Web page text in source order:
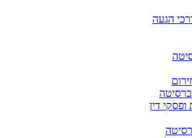
הגעה
דין